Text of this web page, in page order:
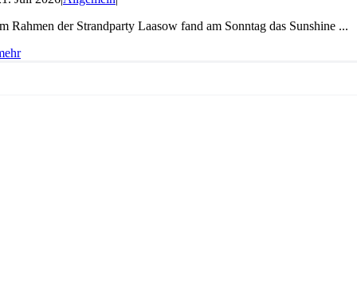
Rahmen der Strandparty Laasow fand am Sonntag das Sunshine ...